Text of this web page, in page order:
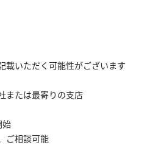
いただく可能性がございます
または最寄りの支店
始
ご相談可能